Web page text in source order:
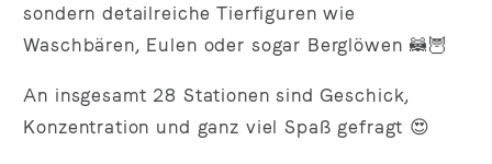
sondern detailreiche Tierfiguren wie
Waschbären, Eulen oder sogar Berglöwen 🦝🦉
An insgesamt 28 Stationen sind Geschick,
Konzentration und ganz viel Spaß gefragt 😍